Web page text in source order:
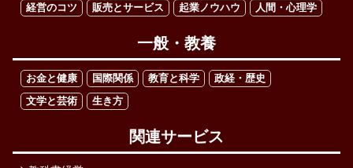
経営のコツ
販売とサービス 起業ノウハウ 人間・心理学
一般・教養
お金と健康 国際関係 教育と科学
政経・歴史
文学と芸術
生き方
関連サービス